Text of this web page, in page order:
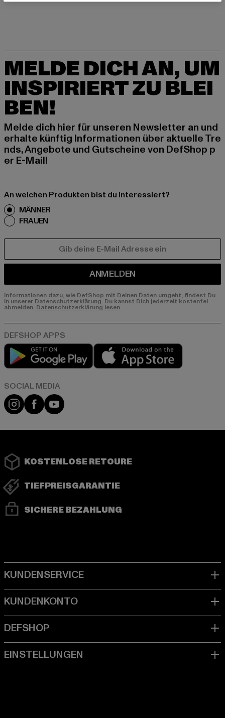
MELDE DICH AN, UM
INSPIRIERT ZU BLEI
BEN!
Melde dich hier für unseren Newsletter an und
erhalte künftig Informationen über aktuelle Tre
nds, Angebote und Gutscheine von DefShop p
er E-Mail!
An welchen Produkten bist du interessiert?
MÄNNER
FRAUEN
ANMELDEN
Informationen dazu, wie DefShop mit Deinen Daten umgeht, findest Du
in unserer Datenschutzerklärung. Du kannst Dich jederzeit kostenfei
abmelden. Datenschutzerklärung lesen.
Play market
Instagram
FacebookYouTube
KOSTENLOSE RETOURE
TIEFPREISGARANTIE
SICHERE BEZAHLUNG